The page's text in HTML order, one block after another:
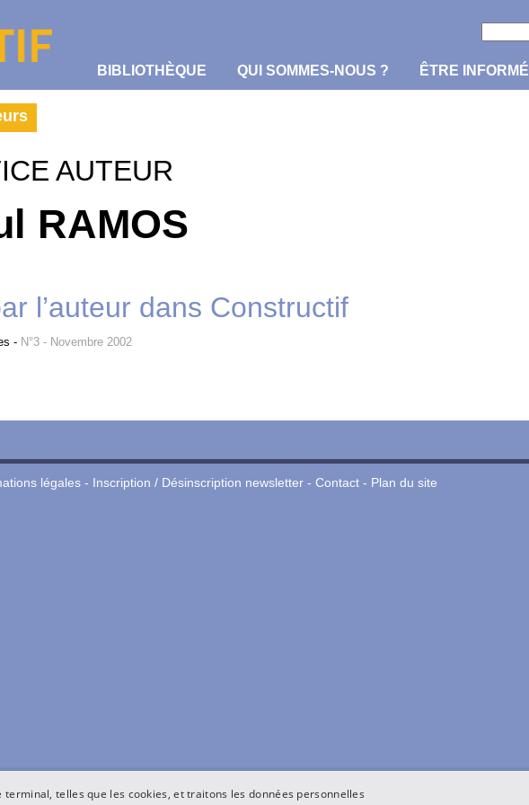
BIBLIOTHÈQUE QUI SOMMES-NOUS ? ÊTRE INFORMÉ
AUTEUR
RAMOS
l’auteur dans Constructif
- N°3 - Novembre 2002
légales- Inscription / Désinscription newsletter- Contact- Plan du site
telles que les cookies, et traitons les données personnelles